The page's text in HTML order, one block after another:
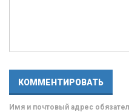
Имя и почтовый адрес